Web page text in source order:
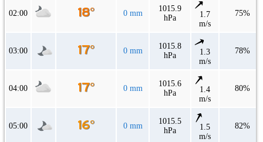
02:00 0 mm
1015.9
hPa
1.7
m/s
75%
03:00 0 mm
1015.8
hPa
1.3
m/s
78%
04:00 0 mm
1015.6
hPa
1.4
m/s
80%
05:00 0 mm
1015.5
hPa
1.5
m/s
82%